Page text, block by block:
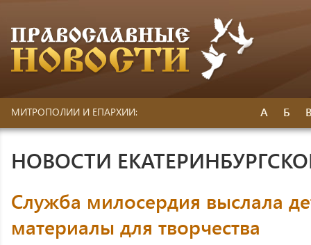
МИТРОПОЛИИ И ЕПАРХИИ: А Б
НОВОСТИ
Служба милосердия выслала
материалы для творчества